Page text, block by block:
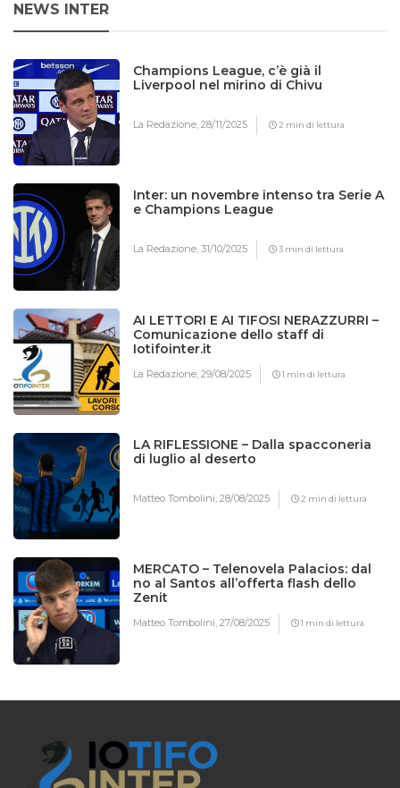
NEWS INTER
Champions League, c’è già il
Liverpool nel mirino di Chivu
La Redazione,28/11/2025 2 min di lettura
Inter: un novembre intenso tra Serie A
e Champions League
La Redazione,31/10/2025 3 min di lettura
AI LETTORI E AI TIFOSI NERAZZURRI –
Comunicazione dello staff di
Iotifointer.it
La Redazione,29/08/2025 1 min di lettura
LA RIFLESSIONE – Dalla spacconeria
di luglio al deserto
Matteo Tombolini,28/08/2025 2 min di lettura
MERCATO – Telenovela Palacios: dal
no al Santos all’offerta flash dello
Zenit
Matteo Tombolini,27/08/2025 1 min di lettura